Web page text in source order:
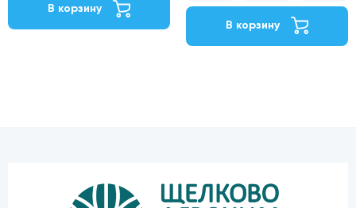
В корзину
В корзину